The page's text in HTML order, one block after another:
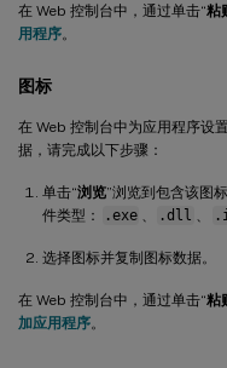
在 Web 控制台中，通过单击“粘
用程序。
图标
在 Web 控制台中为应用程序设
据，请完成以下步骤：
单击“浏览”浏览到包含该图
件类型：
.exe .dll
选择图标并复制图标数据。
在 Web 控制台中，通过单击“粘
加应用程序。